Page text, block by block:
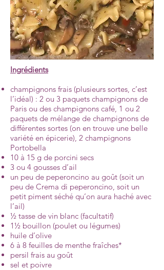
Ingrédients
champignons frais (plusieurs sortes, c’est
l’idéal) : 2 ou 3 paquets champignons de
Paris ou des champignons café, 1 ou 2
paquets de mélange de champignons de
différentes sortes (on en trouve une belle
variété en épicerie), 2 champignons
Portobella
10 à 15 g de porcini secs
3 ou 4 gousses d’ail
un peu de peperoncino au goût (soit un
peu de Crema di peperoncino, soit un
petit piment séché qu’on aura haché avec
l’ail)
½ tasse de vin blanc (facultatif)
1½ bouillon (poulet ou légumes)
huile d’olive
6 à 8 feuilles de menthe fraîches*
persil frais au goût
sel et poivre